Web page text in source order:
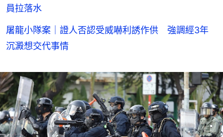
員拉落水
屠龍小隊案｜證人否認受威嚇利誘作供 強調經3年
沉澱想交代事情